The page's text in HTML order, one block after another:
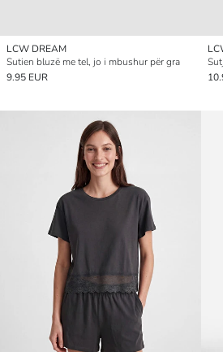
LCW DREAM
Sutien bluzë me tel, jo i mbushur për gra
9.95 EUR